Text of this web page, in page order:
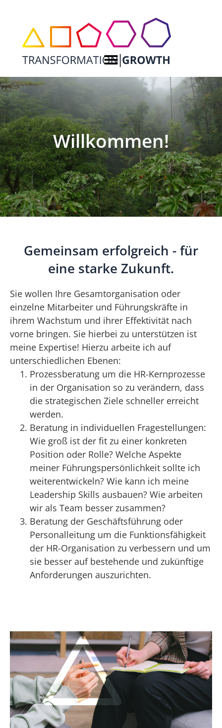
Willkommen!
Gemeinsam erfolgreich - für
eine starke Zukunft.
Sie wollen Ihre Gesamtorganisation oder
einzelne Mitarbeiter und Führungskräfte in
ihrem Wachstum und ihrer Effektivität nach
vorne bringen. Sie hierbei zu unterstützen ist
meine Expertise! Hierzu arbeite ich auf
unterschiedlichen Ebenen:
Prozessberatung um die HR-Kernprozesse
in der Organisation so zu verändern, dass
die strategischen Ziele schneller erreicht
werden.
Beratung in individuellen Fragestellungen:
Wie groß ist der fit zu einer konkreten
Position oder Rolle? Welche Aspekte
meiner Führungspersönlichkeit sollte ich
weiterentwickeln? Wie kann ich meine
Leadership Skills ausbauen? Wie arbeiten
wir als Team besser zusammen?
Beratung der Geschäftsführung oder
Personalleitung um die Funktionsfähigkeit
der HR-Organisation zu verbessern und um
sie besser auf bestehende und zukünftige
Anforderungen auszurichten.